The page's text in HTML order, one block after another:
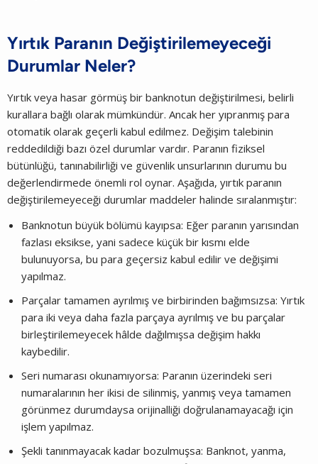
Yırtık Paranın Değiştirilemeyeceği
Durumlar Neler?
Yırtık veya hasar görmüş bir banknotun değiştirilmesi, belirli
kurallara bağlı olarak mümkündür. Ancak her yıpranmış para
otomatik olarak geçerli kabul edilmez. Değişim talebinin
reddedildiği bazı özel durumlar vardır. Paranın fiziksel
bütünlüğü, tanınabilirliği ve güvenlik unsurlarının durumu bu
değerlendirmede önemli rol oynar. Aşağıda, yırtık paranın
değiştirilemeyeceği durumlar maddeler halinde sıralanmıştır:
Banknotun büyük bölümü kayıpsa: Eğer paranın yarısından
fazlası eksikse, yani sadece küçük bir kısmı elde
bulunuyorsa, bu para geçersiz kabul edilir ve değişimi
yapılmaz.
Parçalar tamamen ayrılmış ve birbirinden bağımsızsa: Yırtık
para iki veya daha fazla parçaya ayrılmış ve bu parçalar
birleştirilemeyecek hâlde dağılmışsa değişim hakkı
kaybedilir.
Seri numarası okunamıyorsa: Paranın üzerindeki seri
numaralarının her ikisi de silinmiş, yanmış veya tamamen
görünmez durumdaysa orijinalliği doğrulanamayacağı için
işlem yapılmaz.
Şekli tanınmayacak kadar bozulmuşsa: Banknot, yanma,